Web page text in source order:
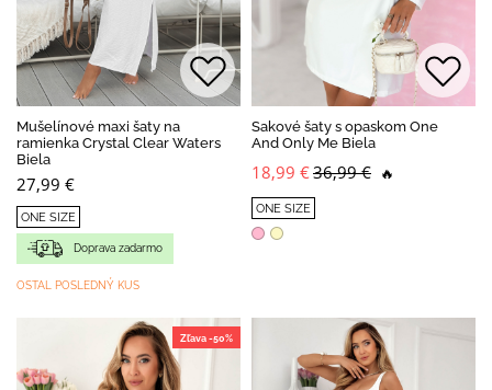
Mušelínové maxi šaty na
ramienka Crystal Clear Waters
Biela
27,99 €
ONE SIZE
Doprava zadarmo
OSTAL POSLEDNÝ KUS
Sakové šaty s opaskom One
And Only Me Biela
18,99 €36,99 € 🔥
ONE SIZE
Zľava -50%